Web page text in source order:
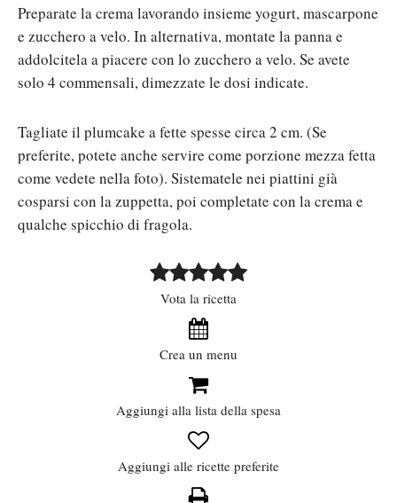
Preparate la crema lavorando insieme yogurt, mascarpone
e zucchero a velo. In alternativa, montate la panna e
addolcitela a piacere con lo zucchero a velo. Se avete
solo 4 commensali, dimezzate le dosi indicate.
Tagliate il plumcake a fette spesse circa 2 cm. (Se
preferite, potete anche servire come porzione mezza fetta
come vedete nella foto). Sistematele nei piattini già
cosparsi con la zuppetta, poi completate con la crema e
qualche spicchio di fragola.
Vota la ricetta
Crea un menu
Aggiungi alla lista della spesa
Aggiungi alle ricette preferite